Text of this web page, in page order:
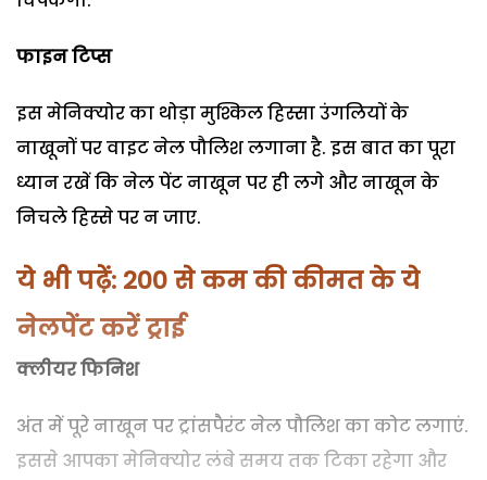
फाइन टिप्स
इस मेनिक्योर का थोड़ा मुश्किल हिस्सा उंगलियों के
नाखूनों पर वाइट नेल पौलिश लगाना है. इस बात का पूरा
ध्यान रखें कि नेल पेंट नाखून पर ही लगे और नाखून के
निचले हिस्से पर न जाए.
ये भी पढ़ें: 200 से कम की कीमत के ये
नेलपेंट करें ट्राई
क्लीयर फिनिश
अंत में पूरे नाखून पर ट्रांसपैरंट नेल पौलिश का कोट लगाएं.
इससे आपका मेनिक्योर लंबे समय तक टिका रहेगा और